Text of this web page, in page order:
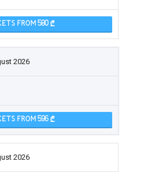
FROM 580
2026
FROM 596
2026